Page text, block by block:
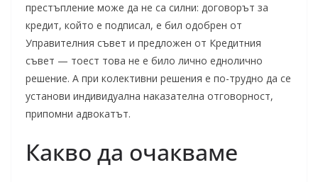
престъпление може да не са силни: договорът за
кредит, който е подписал, е бил одобрен от
Управителния съвет и предложен от Кредитния
съвет — тоест това не е било лично еднолично
решение. А при колективни решения е по-трудно да се
установи индивидуална наказателна отговорност,
припомни адвокатът.
Какво да очакваме